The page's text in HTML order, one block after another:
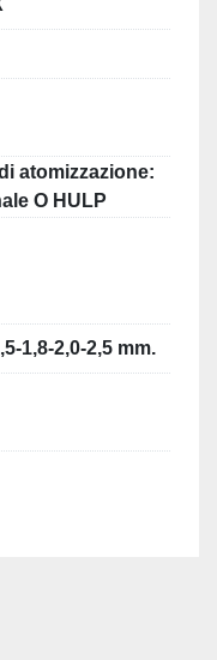
atomizzazione:
O HULP
1,8-2,0-2,5 mm.